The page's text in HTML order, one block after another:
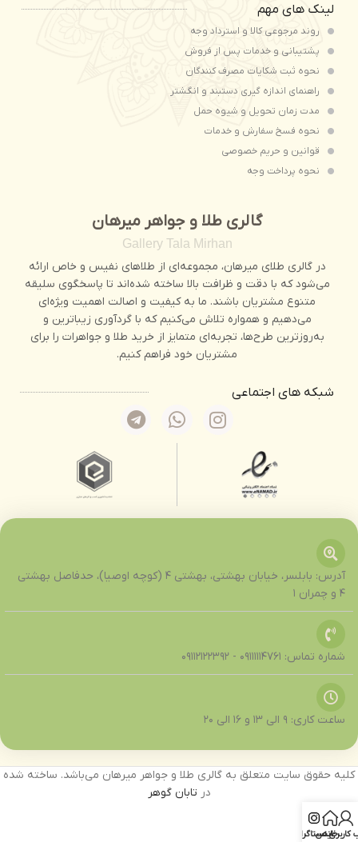
لینک های مهم
روند مرجوعی کالا و استرداد وجه
پشتیبانی و خدمات پس از فروش
نحوه ثبت شكايات مصرف كنندگان
راهنمای اندازه گیری دستبند و انگشتر
مدت زمان تحويل و شیوه حمل
نحوه فسخ سفارش و خدمات
قوانین و حریم خصوصی
نحوه پرداخت وجه
گالری طلا و جواهر میرهان
Gallery Tala Mirhan
در گالری طلای میرهان، مجموعه‌ای از طلاهای نفیس و خاص ارائه
می‌شود که با دقت و ظرافت بالا ساخته شده‌اند تا پاسخگوی سلیقه‌
متنوع مشتریان باشند. ما به کیفیت و اصالت اهمیت ویژه‌ای
می‌دهیم و همواره تلاش می‌کنیم که با گردآوری زیباترین و
به‌روزترین طرح‌ها، تجربه‌ای متمایز از خرید طلا و جواهرات را برای
مشتریان خود فراهم کنیم.
شبکه های اجتماعی
آدرس: بابلسر، خیابان بهشتی، بهشتی ۴ (کوچه اوصیا)، حدفاصل بهشتی
۴ و چمران ۱
شماره تماس: 09111114761 - 09112122392
ساعت کاری: 9 الی 13 و 16 الی 20
کلیه حقوق سایت متعلق به گالری طلا و جواهر میرهان می‌باشد. ساخته شده
در تابان گوهر
کاربری من
خانه
اینستاگرام